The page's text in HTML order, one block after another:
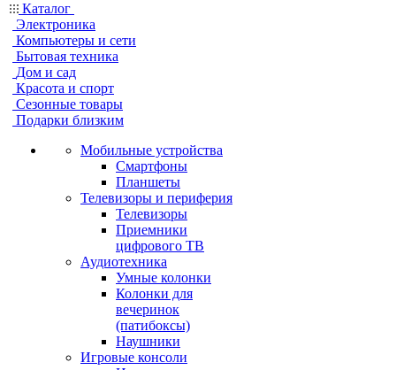
Каталог
Электроника
Компьютеры и сети
Бытовая техника
Дом и сад
Красота и спорт
Сезонные товары
Подарки близким
Мобильные устройства
Смартфоны
Планшеты
Телевизоры и периферия
Телевизоры
Приемники
цифрового ТВ
Аудиотехника
Умные колонки
Колонки для
вечеринок
(патибоксы)
Наушники
Игровые консоли